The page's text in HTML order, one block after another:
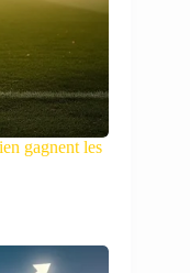
gagnent les